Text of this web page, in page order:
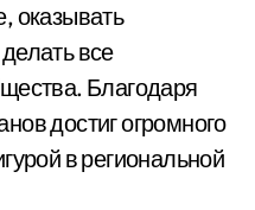
оказывать
все
Благодаря
достиг огромного
в региональной